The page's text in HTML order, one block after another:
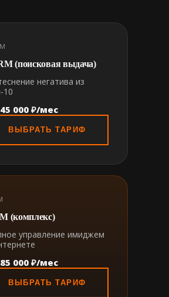
(поисковая выдача)
негатива из
10
000 ₽/мес
ВЫБРАТЬ ТАРИФ
(комплекс)
управление имиджем
000 ₽/мес
ВЫБРАТЬ ТАРИФ